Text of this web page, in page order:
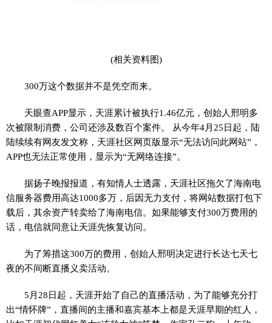
(相关资料图)
300万这个数据并不是凭空而来。
天眼查APP显示，天涯累计被执行1.46亿元，创始人邢明多
次被限制消费，公司还涉及数百个案件。 从今年4月25日起，陆
陆续续有网友发文称，天涯社区网页版显示“无法访问此网站”，
APP也无法正常使用，显示为“无网络连接”。
据扬子晚报报道，有知情人士透露，天涯社区拖欠了海南电
信服务器费用高达1000多万，后因无力支付，将网站数据打包下
载后，其余资产转卖给了海南电信。如果能够支付300万费用的
话，电信就同意让天涯先恢复访问。
为了筹措这300万的费用，创始人邢明决定进行长达七天七
夜的不间断直播义卖活动。
5月28日起，天涯开始了自己的直播活动，为了能够充分打
出“情怀牌”，直播间的主播和嘉宾基本上都是天涯早期的红人，